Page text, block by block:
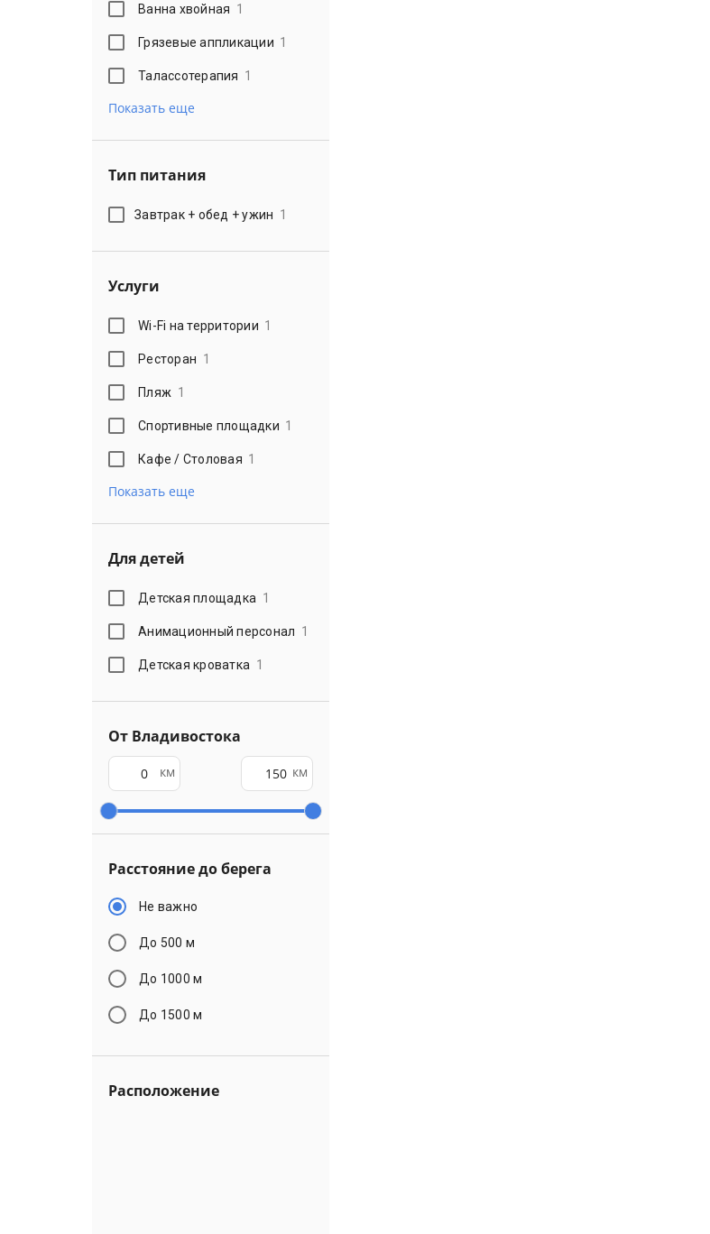
Ванна хвойная 1
Грязевые аппликации 1
Талассотерапия 1
Показать еще
Тип питания
Завтрак + обед + ужин 1
Услуги
Wi-Fi на территории 1
Ресторан 1
Пляж 1
Спортивные площадки 1
Кафе / Столовая 1
Показать еще
Для детей
Детская площадка 1
Анимационный персонал 1
Детская кроватка 1
От Владивостока
км км
Расстояние до берега
Не важно
До 500 м
До 1000 м
До 1500 м
Расположение